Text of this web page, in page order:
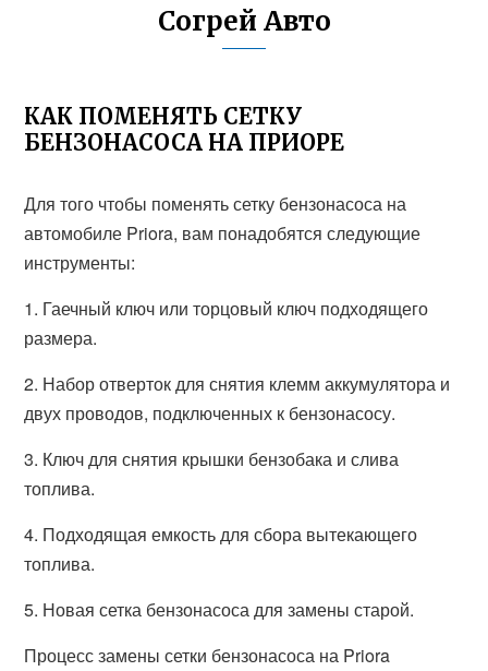
Согрей Авто
КАК ПОМЕНЯТЬ СЕТКУ
БЕНЗОНАСОСА НА ПРИОРЕ
Для того чтобы поменять сетку бензонасоса на
автомобиле Priora, вам понадобятся следующие
инструменты:
1. Гаечный ключ или торцовый ключ подходящего
размера.
2. Набор отверток для снятия клемм аккумулятора и
двух проводов, подключенных к бензонасосу.
3. Ключ для снятия крышки бензобака и слива
топлива.
4. Подходящая емкость для сбора вытекающего
топлива.
5. Новая сетка бензонасоса для замены старой.
Процесс замены сетки бензонасоса на Priora